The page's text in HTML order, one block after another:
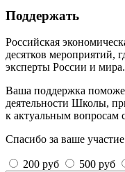
Поддержать
Российская
десятков мероприятий,
эксперты России и мира.
Ваша поддержка
деятельности Школы,
к актуальным вопросам
Спасибо за ваше
200 руб 500 руб